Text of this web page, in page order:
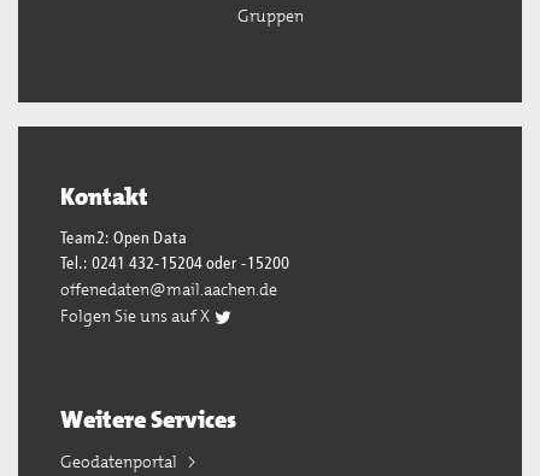
Gruppen
Kontakt
Team2: Open Data
Tel.: 0241 432-15204 oder -15200
offenedaten@mail.aachen.de
Folgen Sie uns auf X
Weitere Services
Geodatenportal